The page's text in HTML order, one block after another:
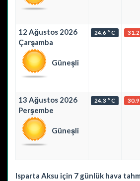
12 Ağustos 2026
Çarşamba
Güneşli
24.6 ° C 31.2
13 Ağustos 2026
Perşembe
Güneşli
24.3 ° C 30.9
Isparta Aksu için 7 günlük hava